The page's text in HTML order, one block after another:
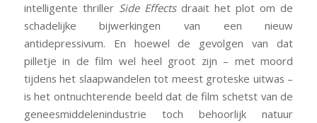
intelligente thriller Side Effects draait het plot om de
schadelijke bijwerkingen van een nieuw
antidepressivum. En hoewel de gevolgen van dat
pilletje in de film wel heel groot zijn – met moord
tijdens het slaapwandelen tot meest groteske uitwas –
is het ontnuchterende beeld dat de film schetst van de
geneesmiddelenindustrie toch behoorlijk natuur